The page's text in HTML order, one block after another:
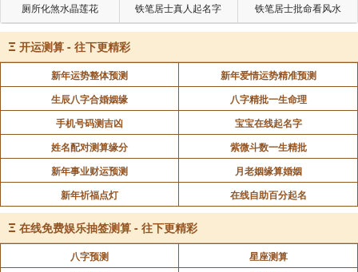
厕所化煞水晶莲花 铁笔居士真人起名字 铁笔居士批命看风水
Ξ 开运测算 - 往下更精彩
新年运势整体预测
新年爱情运势精准预测
生辰八字合婚姻缘
八字精批一生命理
手机号码测吉凶
宝宝在线起名字
姓名配对测算缘分
紫微斗数一生精批
新年事业财运预测
月老姻缘算婚姻
新年祈福点灯
在线自助百分起名
Ξ 在线免费娱乐抽签测算 - 往下更精彩
八字预测
星座测算